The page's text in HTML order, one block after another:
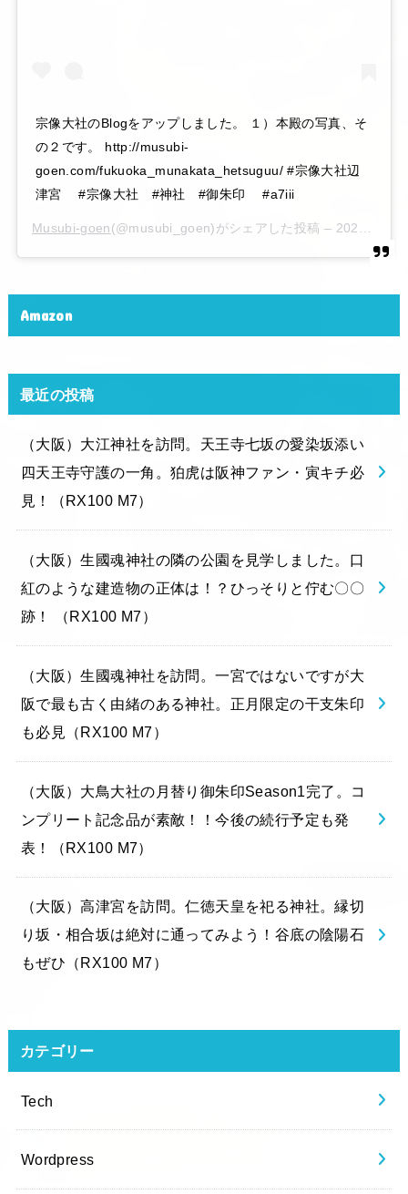
宗像大社のBlogをアップしました。 １）本殿の写真、そ
の２です。 http://musubi-
goen.com/fukuoka_munakata_hetsuguu/ #宗像大社辺
津宮 #宗像大社 #神社 #御朱印 #a7iii
Musubi-goen(@musubi_goen)がシェアした投稿 – 2020年 6月月6日午後10時15分PDT
Amazon
最近の投稿
（大阪）大江神社を訪問。天王寺七坂の愛染坂添い
四天王寺守護の一角。狛虎は阪神ファン・寅キチ必
見！（RX100 M7）
（大阪）生國魂神社の隣の公園を見学しました。口
紅のような建造物の正体は！？ひっそりと佇む〇〇
跡！ （RX100 M7）
（大阪）生國魂神社を訪問。一宮ではないですが大
阪で最も古く由緒のある神社。正月限定の干支朱印
も必見（RX100 M7）
（大阪）大鳥大社の月替り御朱印Season1完了。コ
ンプリート記念品が素敵！！今後の続行予定も発
表！（RX100 M7）
（大阪）高津宮を訪問。仁徳天皇を祀る神社。縁切
り坂・相合坂は絶対に通ってみよう！谷底の陰陽石
もぜひ（RX100 M7）
カテゴリー
Tech
Wordpress